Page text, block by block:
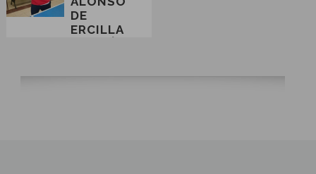
DE
ERCILLA